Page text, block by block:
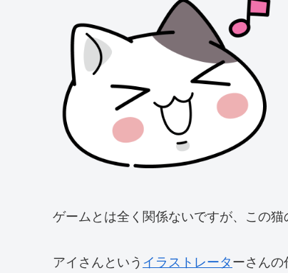
ゲームとは全く関係ないですが、この猫
アイさんという イラストレータ ーさんの